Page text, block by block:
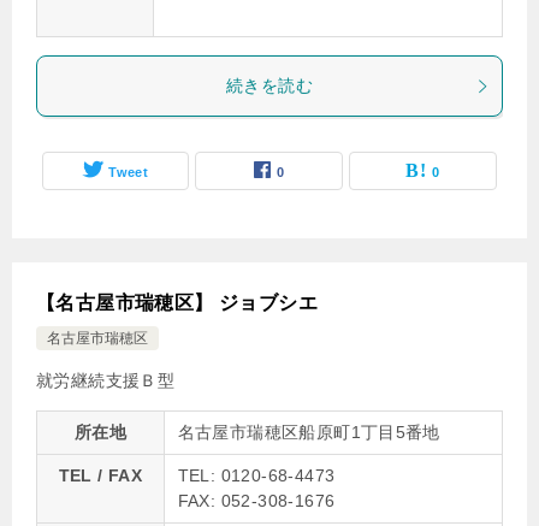
続きを読む
Tweet 0 0
【名古屋市瑞穂区】 ジョブシエ
名古屋市瑞穂区
就労継続支援Ｂ型
所在地 名古屋市瑞穂区船原町1丁目5番地
TEL / FAX
TEL: 0120-68-4473
FAX: 052-308-1676